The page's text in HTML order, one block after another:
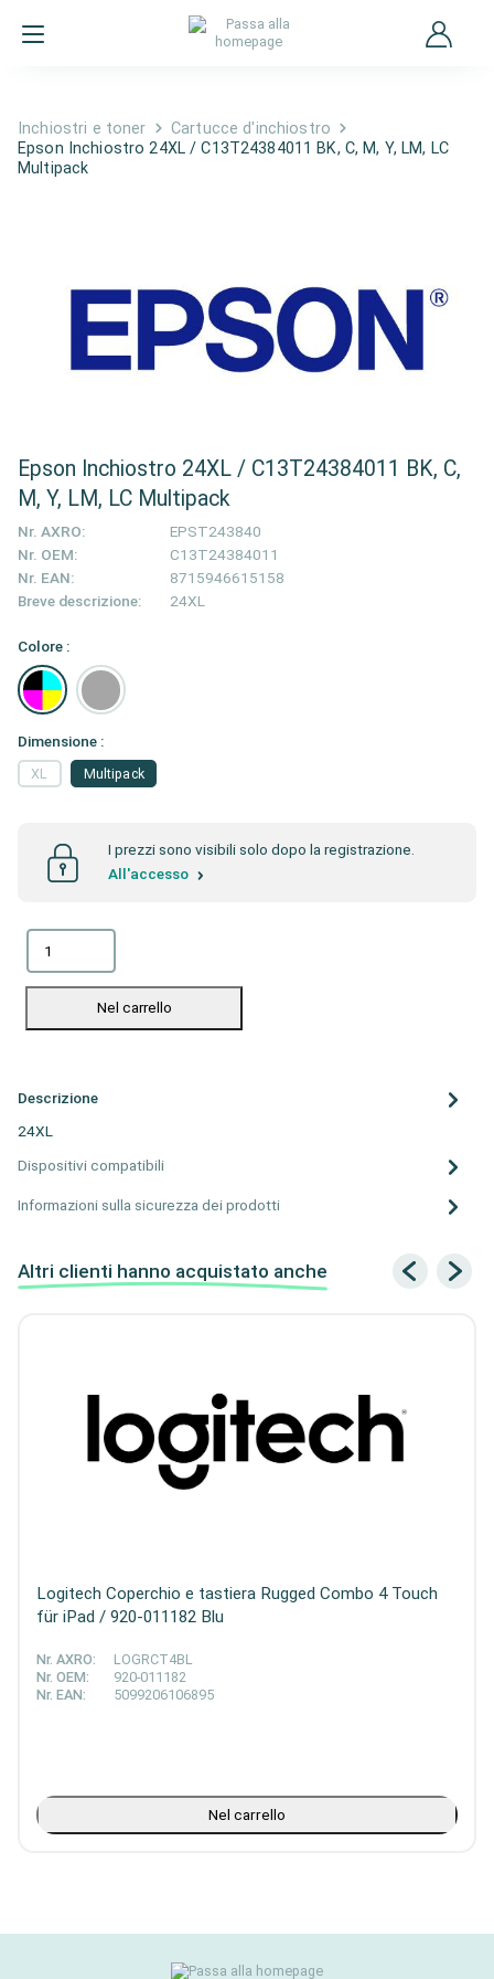
Inchiostri e toner
Cartucce d'inchiostro
Epson Inchiostro 24XL / C13T24384011 BK, C, M, Y, LM, LC
Multipack
Epson Inchiostro 24XL / C13T24384011 BK, C,
M, Y, LM, LC Multipack
Nr. AXRO:
EPST243840
Nr. OEM:
C13T24384011
Nr. EAN:
8715946615158
Breve descrizione:
24XL
Colore :
Dimensione :
XL Multipack
I prezzi sono visibili solo dopo la registrazione.
All'accesso
Nel carrello
Descrizione
24XL
Dispositivi compatibili
Informazioni sulla sicurezza dei prodotti
Altri clienti hanno acquistato anche
Logitech Coperchio e tastiera Rugged Combo 4 Touch
für iPad / 920-011182 Blu
Nr. AXRO:
LOGRCT4BL
Nr. OEM:
920-011182
Nr. EAN:
5099206106895
Nel carrello